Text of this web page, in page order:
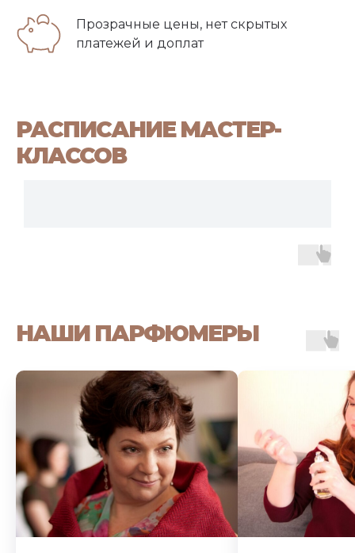
Прозрачные цены, нет скрытых
платежей и доплат
РАСПИСАНИЕ МАСТЕР-
КЛАССОВ
НАШИ ПАРФЮМЕРЫ